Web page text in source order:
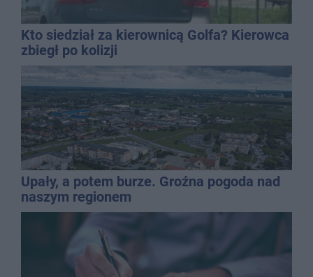
Kto siedział za kierownicą Golfa? Kierowca
zbiegł po kolizji
Upały, a potem burze. Groźna pogoda nad
naszym regionem